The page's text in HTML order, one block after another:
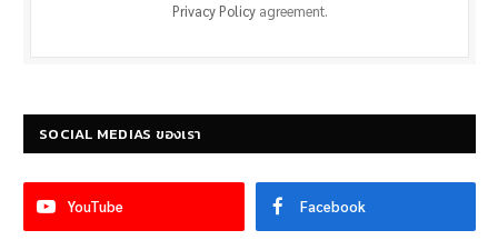
Privacy Policyagreement.
SOCIAL MEDIAS ของเรา
YouTube Facebook